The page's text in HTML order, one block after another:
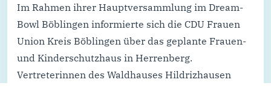
Im Rahmen ihrer Hauptversammlung im Dream-
Bowl Böblingen informierte sich die CDU Frauen
Union Kreis Böblingen über das geplante Frauen-
und Kinderschutzhaus in Herrenberg.
Vertreterinnen des Waldhauses Hildrizhausen